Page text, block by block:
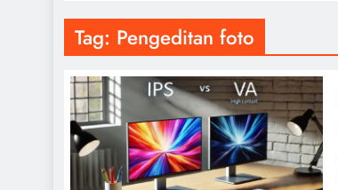
Tag: Pengeditan foto